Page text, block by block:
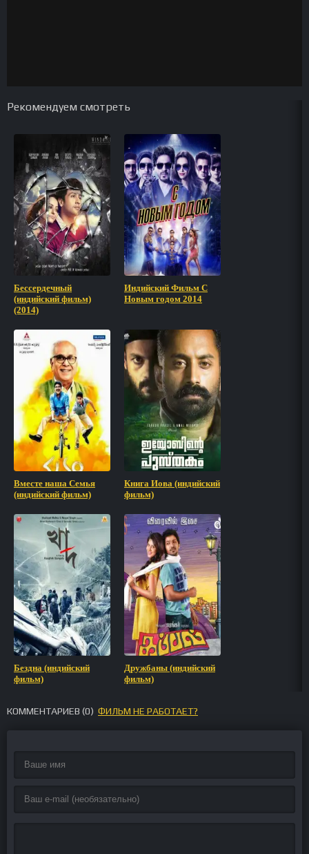
Рекомендуем смотреть
Бессердечный
(индийский фильм)
(2014)
Индийский Фильм С
Новым годом 2014
Вместе наша Семья
(индийский фильм)
Книга Иова (индийский
фильм)
Бездна (индийский
фильм)
Дружбаны (индийский
фильм)
КОММЕНТАРИЕВ (0) ФИЛЬМ НЕ РАБОТАЕТ?